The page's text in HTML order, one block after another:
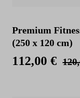
Premium
(250 x 120 cm)
112,00 €